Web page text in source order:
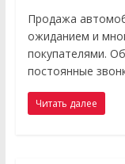
Продажа
ожиданием и
покупателями.
постоянные
Читать далее